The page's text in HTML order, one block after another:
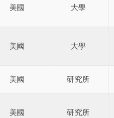
美國 大學
美國 大學
美國 研究所
美國 研究所